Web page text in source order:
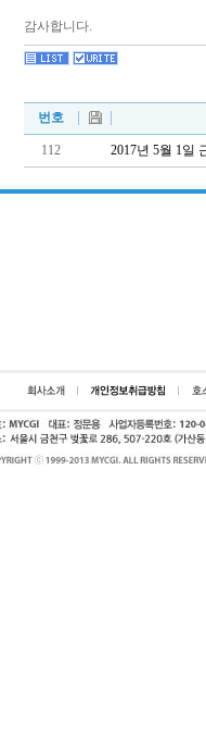
감사합니다.
번호
112 2017년 5월 1일